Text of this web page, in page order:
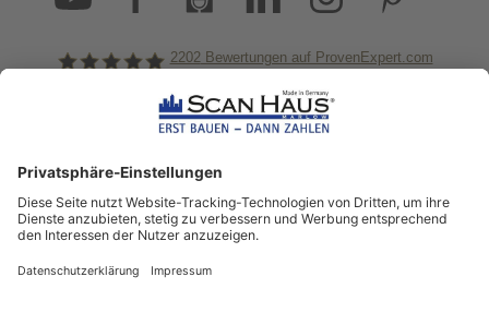
ScanHaus Marlow
2202Bewertungen auf ProvenExpert.com
informiert!
Aktuelle News rund um ScanHaus &
das Thema Hausbau